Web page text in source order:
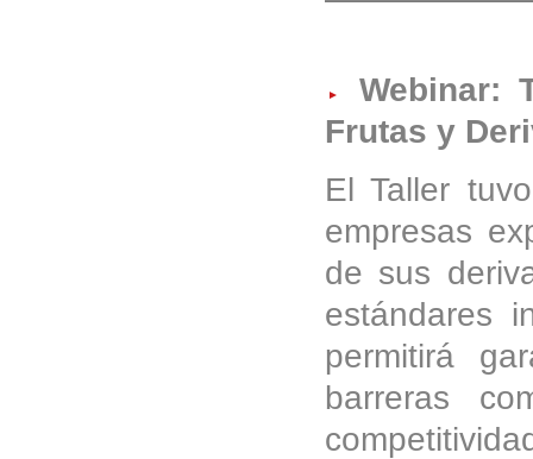
Webinar:
Frutas y
El Taller
empresas
de sus
estándares
permitirá
barreras